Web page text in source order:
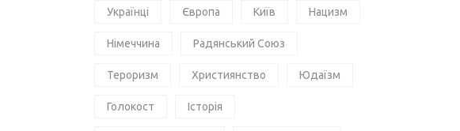
Українці Європа Київ Нацизм
Німеччина Радянський Союз
Тероризм Християнство Юдаїзм
Голокост Історія